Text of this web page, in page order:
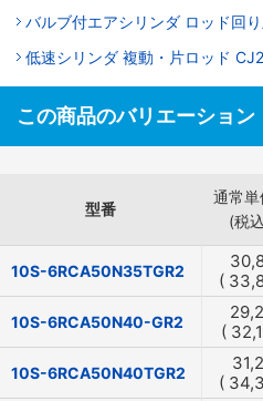
バルブ付エアシリンダ ロッド回
低速シリンダ 複動・片ロッド
この商品のバリエーション
型番
通常
(税
10S-6RCA50N35TGR2
(
10S-6RCA50N40-GR2
(
10S-6RCA50N40TGR2
(